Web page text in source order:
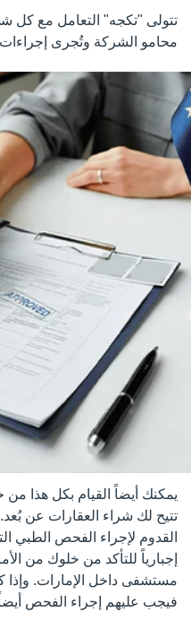
تتولى "تكجه" التعامل مع كل
محامو الشركة وتُجرى إجراءات
تتيح لك شراء العقارات عن
القدوم لإجراء الفحص الطبي
إجبارياً للتأكد من خلوك من
مستشفى داخل الإمارات. وإذا
فيجب عليهم إجراء الفحص